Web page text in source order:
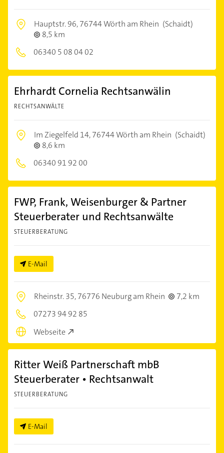
Hauptstr. 96,76744 Wörth am Rhein (Schaidt)
8,5 km
06340 5 08 04 02
Ehrhardt Cornelia Rechtsanwälin
RECHTSANWÄLTE
Im Ziegelfeld 14,76744 Wörth am Rhein (Schaidt)
8,6 km
06340 91 92 00
FWP, Frank, Weisenburger & Partner
Steuerberater und Rechtsanwälte
STEUERBERATUNG
E-Mail
Rheinstr. 35,76776 Neuburg am Rhein
7,2 km
07273 94 92 85
Webseite
Ritter Weiß Partnerschaft mbB
Steuerberater • Rechtsanwalt
STEUERBERATUNG
E-Mail